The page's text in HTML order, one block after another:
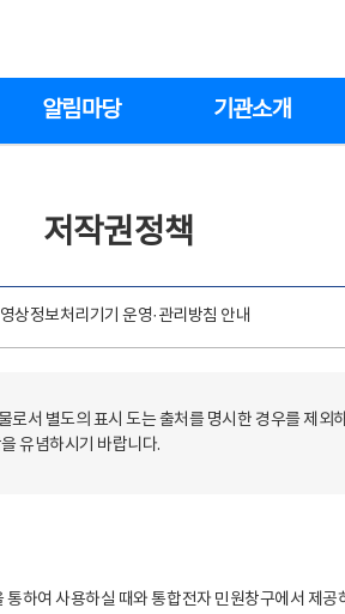
알림마당 기관소개
저작권정책
영상정보처리기기 운영·관리방침 안내
서 별도의 표시 도는 출처를 명시한 경우를 제
유념하시기 바랍니다.
하여 사용하실 때와 통합전자 민원창구에서 제